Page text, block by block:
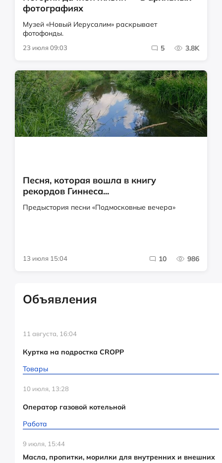
фотографиях
Музей «Новый Иерусалим» раскрывает
фотофонды.
23 июля 09:03 5 3.8K
Песня, которая вошла в книгу
рекордов Гиннеса...
Предыстория песни «Подмосковные вечера»
13 июля 15:04 10 986
Объявления
11 августа, 16:04
Куртка на подростка CROPP
Товары
10 июля, 13:28
Оператор газовой котельной
Работа
9 июля, 15:44
Масла, пропитки, морилки для внутренних и внешних